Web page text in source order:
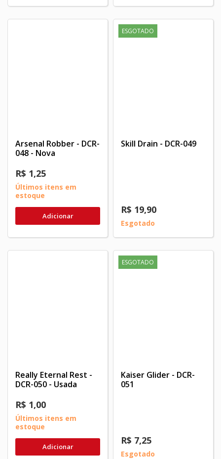
Arsenal Robber - DCR-
048 - Nova
R$ 1,25
Últimos itens em
estoque
Adicionar
ESGOTADO
Skill Drain - DCR-049
R$ 19,90
Esgotado
Really Eternal Rest -
DCR-050 - Usada
R$ 1,00
Últimos itens em
estoque
Adicionar
ESGOTADO
Kaiser Glider - DCR-
051
R$ 7,25
Esgotado